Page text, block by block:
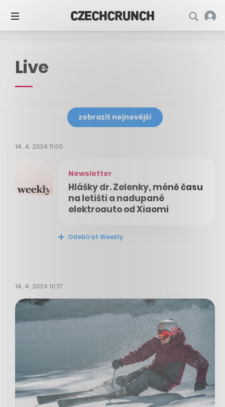
Live
zobrazit nejnovější
14. 4. 2024 11:00
Newsletter
Hlášky dr. Zelenky, méně času
na letišti a nadupané
elektroauto od Xiaomi
Odebírat Weekly
14. 4. 2024 10:17